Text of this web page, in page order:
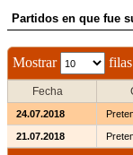
Partidos en que fue
Mostrar filas
Fecha
24.07.2018
21.07.2018